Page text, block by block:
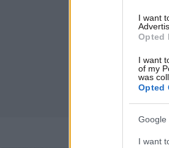
I want
Opted
I want
of my
was
Opted
Google
I want